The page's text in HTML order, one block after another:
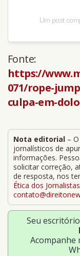
Um post
Fonte:
https://
071/rope-
culpa-em-
Nota editorial –
jornalísticos de
informações.
solicitar correção,
de resposta, nos
Ética dos
Seu
Acompanhe